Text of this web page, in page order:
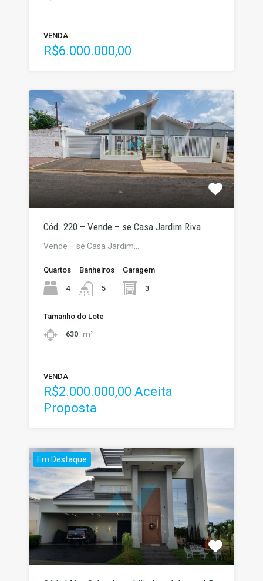
VENDA
R$6.000.000,00
Cód. 220 – Vende – se Casa Jardim Riva
Vende – se Casa Jardim…
Quartos
4
Banheiros
5
Garagem
3
Tamanho do Lote
630 m²
VENDA
R$2.000.000,00 Aceita
Proposta
Em Destaque